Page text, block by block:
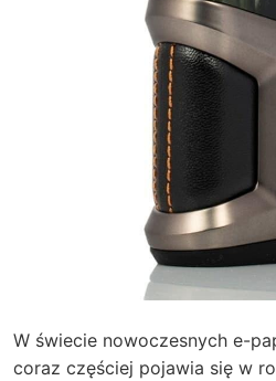
W świecie nowoczesnych e-
coraz częściej pojawia się w